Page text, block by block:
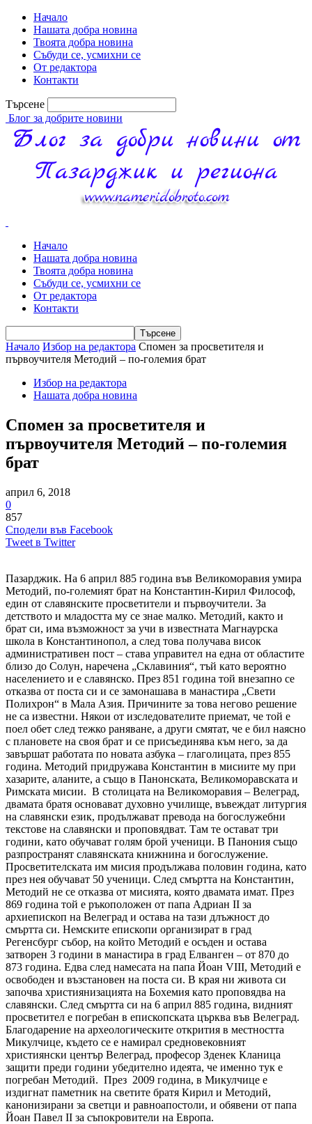
Начало
Нашата добра новина
Твоята добра новина
Събуди се, усмихни се
От редактора
Контакти
Търсене
Блог за добрите новини
Начало
Нашата добра новина
Твоята добра новина
Събуди се, усмихни се
От редактора
Контакти
Начало Избор на редактора Спомен за просветителя и
първоучителя Методий – по-големия брат
Избор на редактора
Нашата добра новина
Спомен за просветителя и
първоучителя Методий – по-големия
брат
април 6, 2018
0
857
Сподели във Facebook
Tweet в Twitter
Пазарджик. На 6 април 885 година във Великоморавия умира
Методий, по-големият брат на Константин-Кирил Философ,
един от славянските просветители и първоучители. За
детството и младостта му се знае малко. Методий, както и
брат си, има възможност за учи в известната Магнаурска
школа в Константинопол, а след това получава висок
административен пост – става управител на една от областите
близо до Солун, наречена „Склавиния“, тъй като вероятно
населението и е славянско. През 851 година той внезапно се
отказва от поста си и се замонашава в манастира „Свети
Полихрон“ в Мала Азия. Причините за това негово решение
не са известни. Някои от изследователите приемат, че той е
поел обет след тежко раняване, а други смятат, че е бил наясно
с плановете на своя брат и се присъединява към него, за да
завършат работата по новата азбука – глаголицата, през 855
година. Методий придружава Константин в мисиите му при
хазарите, аланите, а също в Панонската, Великоморавската и
Римската мисии. В столицата на Великоморавия – Велеград,
двамата братя основават духовно училище, въвеждат литургия
на славянски език, продължават превода на богослужебни
текстове на славянски и проповядват. Там те остават три
години, като обучават голям брой ученици. В Панония също
разпространят славянската книжнина и богослужение.
Просветителската им мисия продължава половин година, като
през нея обучават 50 ученици. След смъртта на Константин,
Методий не се отказва от мисията, която двамата имат. През
869 година той е ръкоположен от папа Адриан II за
архиепископ на Велеград и остава на тази длъжност до
смъртта си. Немските епископи организират в град
Регенсбург събор, на който Методий е осъден и остава
затворен 3 години в манастира в град Елванген – от 870 до
873 година. Едва след намесата на папа Йоан VIII, Методий е
освободен и възстановен на поста си. В края ни живота си
започва християнизацията на Бохемия като проповядва на
славянски. След смъртта си на 6 април 885 година, видният
просветител е погребан в епископската църква във Велеград.
Благодарение на археологическите открития в местността
Микулчице, където се е намирал средновековният
християнски център Велеград, професор Зденек Кланица
защити преди години убедително идеята, че именно тук е
погребан Методий. През 2009 година, в Микулчице е
издигнат паметник на светите братя Кирил и Методий,
канонизирани за светци и равноапостоли, и обявени от папа
Йоан Павел II за съпокровители на Европа.